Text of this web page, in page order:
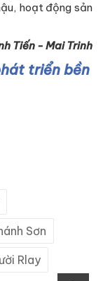
hoạt động sản
Tiến - Mai Trinh
triển bền
Sơn
Rlay